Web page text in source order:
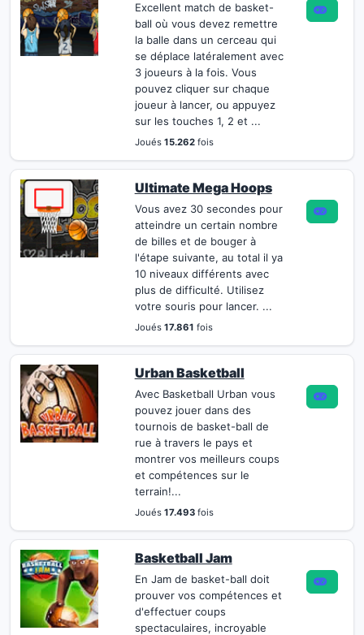
Excellent match de basket-
ball où vous devez remettre
la balle dans un cerceau qui
se déplace latéralement avec
3 joueurs à la fois. Vous
pouvez cliquer sur chaque
joueur à lancer, ou appuyez
sur les touches 1, 2 et ...
Joués 15.262fois
Ultimate Mega Hoops
Vous avez 30 secondes pour
atteindre un certain nombre
de billes et de bouger à
l'étape suivante, au total il ya
10 niveaux différents avec
plus de difficulté. Utilisez
votre souris pour lancer. ...
Joués 17.861 fois
Urban Basketball
Avec Basketball Urban vous
pouvez jouer dans des
tournois de basket-ball de
rue à travers le pays et
montrer vos meilleurs coups
et compétences sur le
terrain!...
Joués 17.493fois
Basketball Jam
En Jam de basket-ball doit
prouver vos compétences et
d'effectuer coups
spectaculaires, incroyable